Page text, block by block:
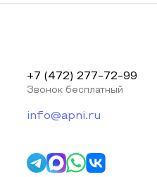
+7 (472) 277-72-99
Звонок бесплатный
info@apni.ru